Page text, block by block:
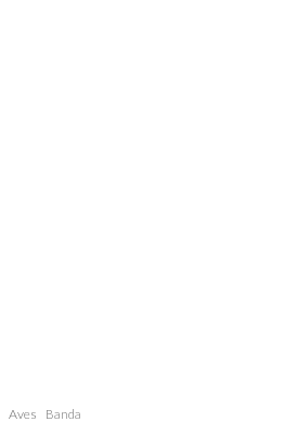
Aves Banda